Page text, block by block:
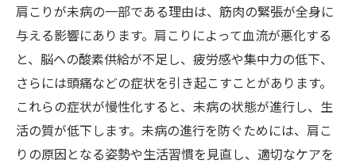
リラックス法で心と体を癒す
生活習慣を見直すためのチェックリスト
健康的なライフスタイルの実践
肩こりを改善するために知っておきたいこと
肩こりの原因を正しく理解する
肩こり改善のための最新技術
肩こりが未病の一部である理由は、筋肉の緊張が全身に
与える影響にあります。肩こりによって血流が悪化する
と、脳への酸素供給が不足し、疲労感や集中力の低下、
さらには頭痛などの症状を引き起こすことがあります。
これらの症状が慢性化すると、未病の状態が進行し、生
活の質が低下します。未病の進行を防ぐためには、肩こ
りの原因となる姿勢や生活習慣を見直し、適切なケアを